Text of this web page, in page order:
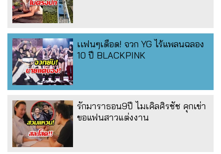
เเฟนๆเดือด! จวก YG ไร้แพลนฉลอง
10 ปี BLACKPINK
รักมาราธอน9ปี ไมเคิลศิรชัช คุกเข่า
ขอแฟนสาวแต่งงาน